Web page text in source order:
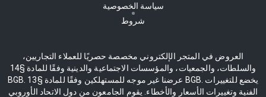
سياسة الخصوصية
شروط
العروض في المتجر الإلكتروني مخصصة حصريًا للعملاء التجاريين،
والسلطات، والجمعيات، والمؤسسات الاجتماعية والدينية وفقًا للمادة §14
BGB. عرضنا غير موجه للمستهلكين وفقًا للمادة §13 BGB. يخضع للتغييرات
الفنية وتغييرات الأسعار والأخطاء. يقوم الجامعون من دول الاتحاد الأوروبي